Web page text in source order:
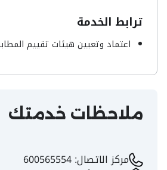
ترابط الخدمة
اعتماد وتعيين هيئات تقييم
ملاحظات خدمتك
مركز الاتصال:600565554